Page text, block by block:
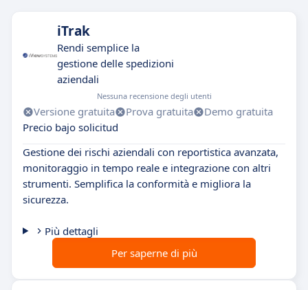
iTrak
Rendi semplice la
gestione delle spedizioni
aziendali
Nessuna recensione degli utenti
Versione gratuita Prova gratuita
Demo gratuita
Precio bajo solicitud
Gestione dei rischi aziendali con reportistica avanzata,
monitoraggio in tempo reale e integrazione con altri
strumenti. Semplifica la conformità e migliora la
sicurezza.
Più dettagli
Per saperne di più